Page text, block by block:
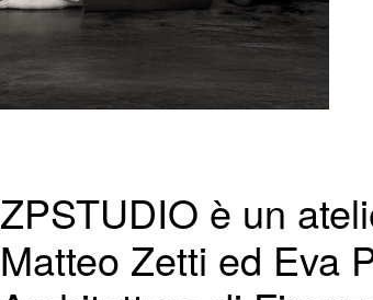
ZPSTUDIO è un
Matteo Zetti ed Eva